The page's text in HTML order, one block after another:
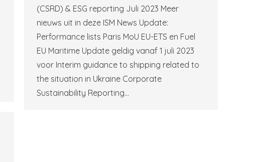
(CSRD) & ESG reporting Juli 2023 Meer
nieuws uit in deze ISM News Update:
Performance lists Paris MoU EU-ETS en Fuel
EU Maritime Update geldig vanaf 1 juli 2023
voor Interim guidance to shipping related to
the situation in Ukraine Corporate
Sustainability Reporting…